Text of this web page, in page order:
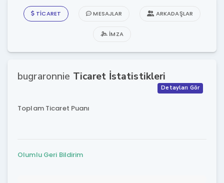
TICARET MESAJLAR ARKADAŞLAR
İMZA
bugraronnie Ticaret İstatistikleri
Detayları Gör
Toplam Ticaret Puanı
Olumlu Geri Bildirim